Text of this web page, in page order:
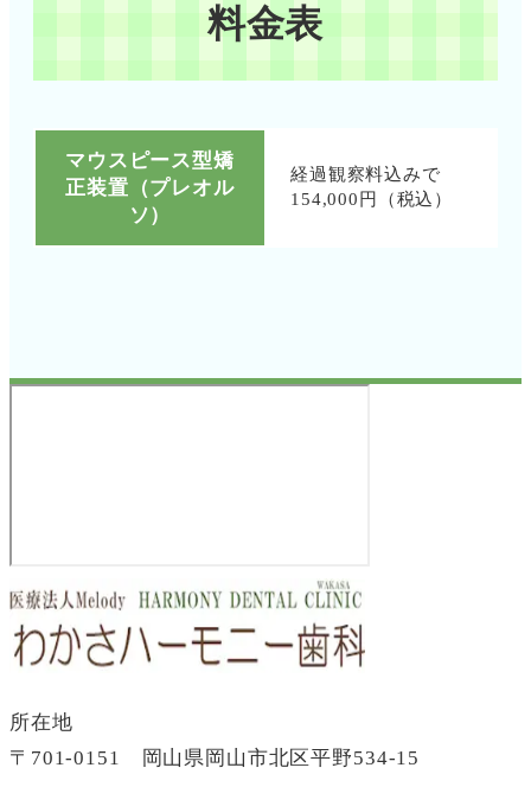
料金表
マウスピース型矯
正装置（プレオル
ソ）
経過観察料込みで
154,000円（税込）
所在地
〒701-0151
岡山県岡山市北区平野534-15